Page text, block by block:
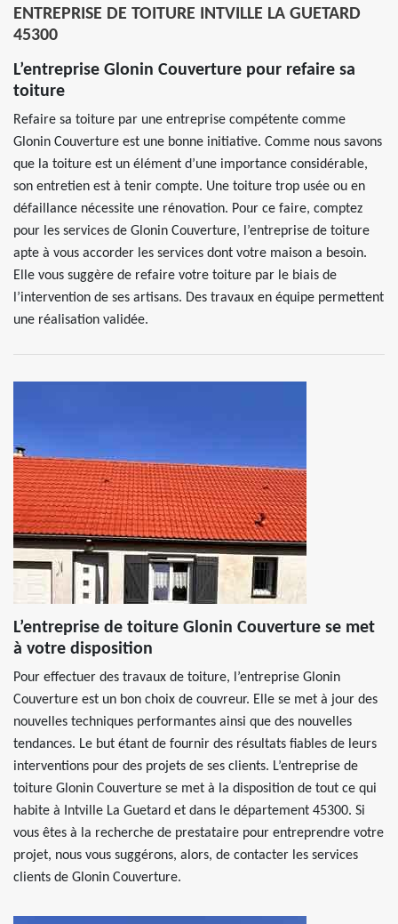
ENTREPRISE DE TOITURE INTVILLE LA GUETARD
45300
L’entreprise Glonin Couverture pour refaire sa
toiture
Refaire sa toiture par une entreprise compétente comme
Glonin Couverture est une bonne initiative. Comme nous savons
que la toiture est un élément d’une importance considérable,
son entretien est à tenir compte. Une toiture trop usée ou en
défaillance nécessite une rénovation. Pour ce faire, comptez
pour les services de Glonin Couverture, l’entreprise de toiture
apte à vous accorder les services dont votre maison a besoin.
Elle vous suggère de refaire votre toiture par le biais de
l’intervention de ses artisans. Des travaux en équipe permettent
une réalisation validée.
L’entreprise de toiture Glonin Couverture se met
à votre disposition
Pour effectuer des travaux de toiture, l’entreprise Glonin
Couverture est un bon choix de couvreur. Elle se met à jour des
nouvelles techniques performantes ainsi que des nouvelles
tendances. Le but étant de fournir des résultats fiables de leurs
interventions pour des projets de ses clients. L’entreprise de
toiture Glonin Couverture se met à la disposition de tout ce qui
habite à Intville La Guetard et dans le département 45300. Si
vous êtes à la recherche de prestataire pour entreprendre votre
projet, nous vous suggérons, alors, de contacter les services
clients de Glonin Couverture.